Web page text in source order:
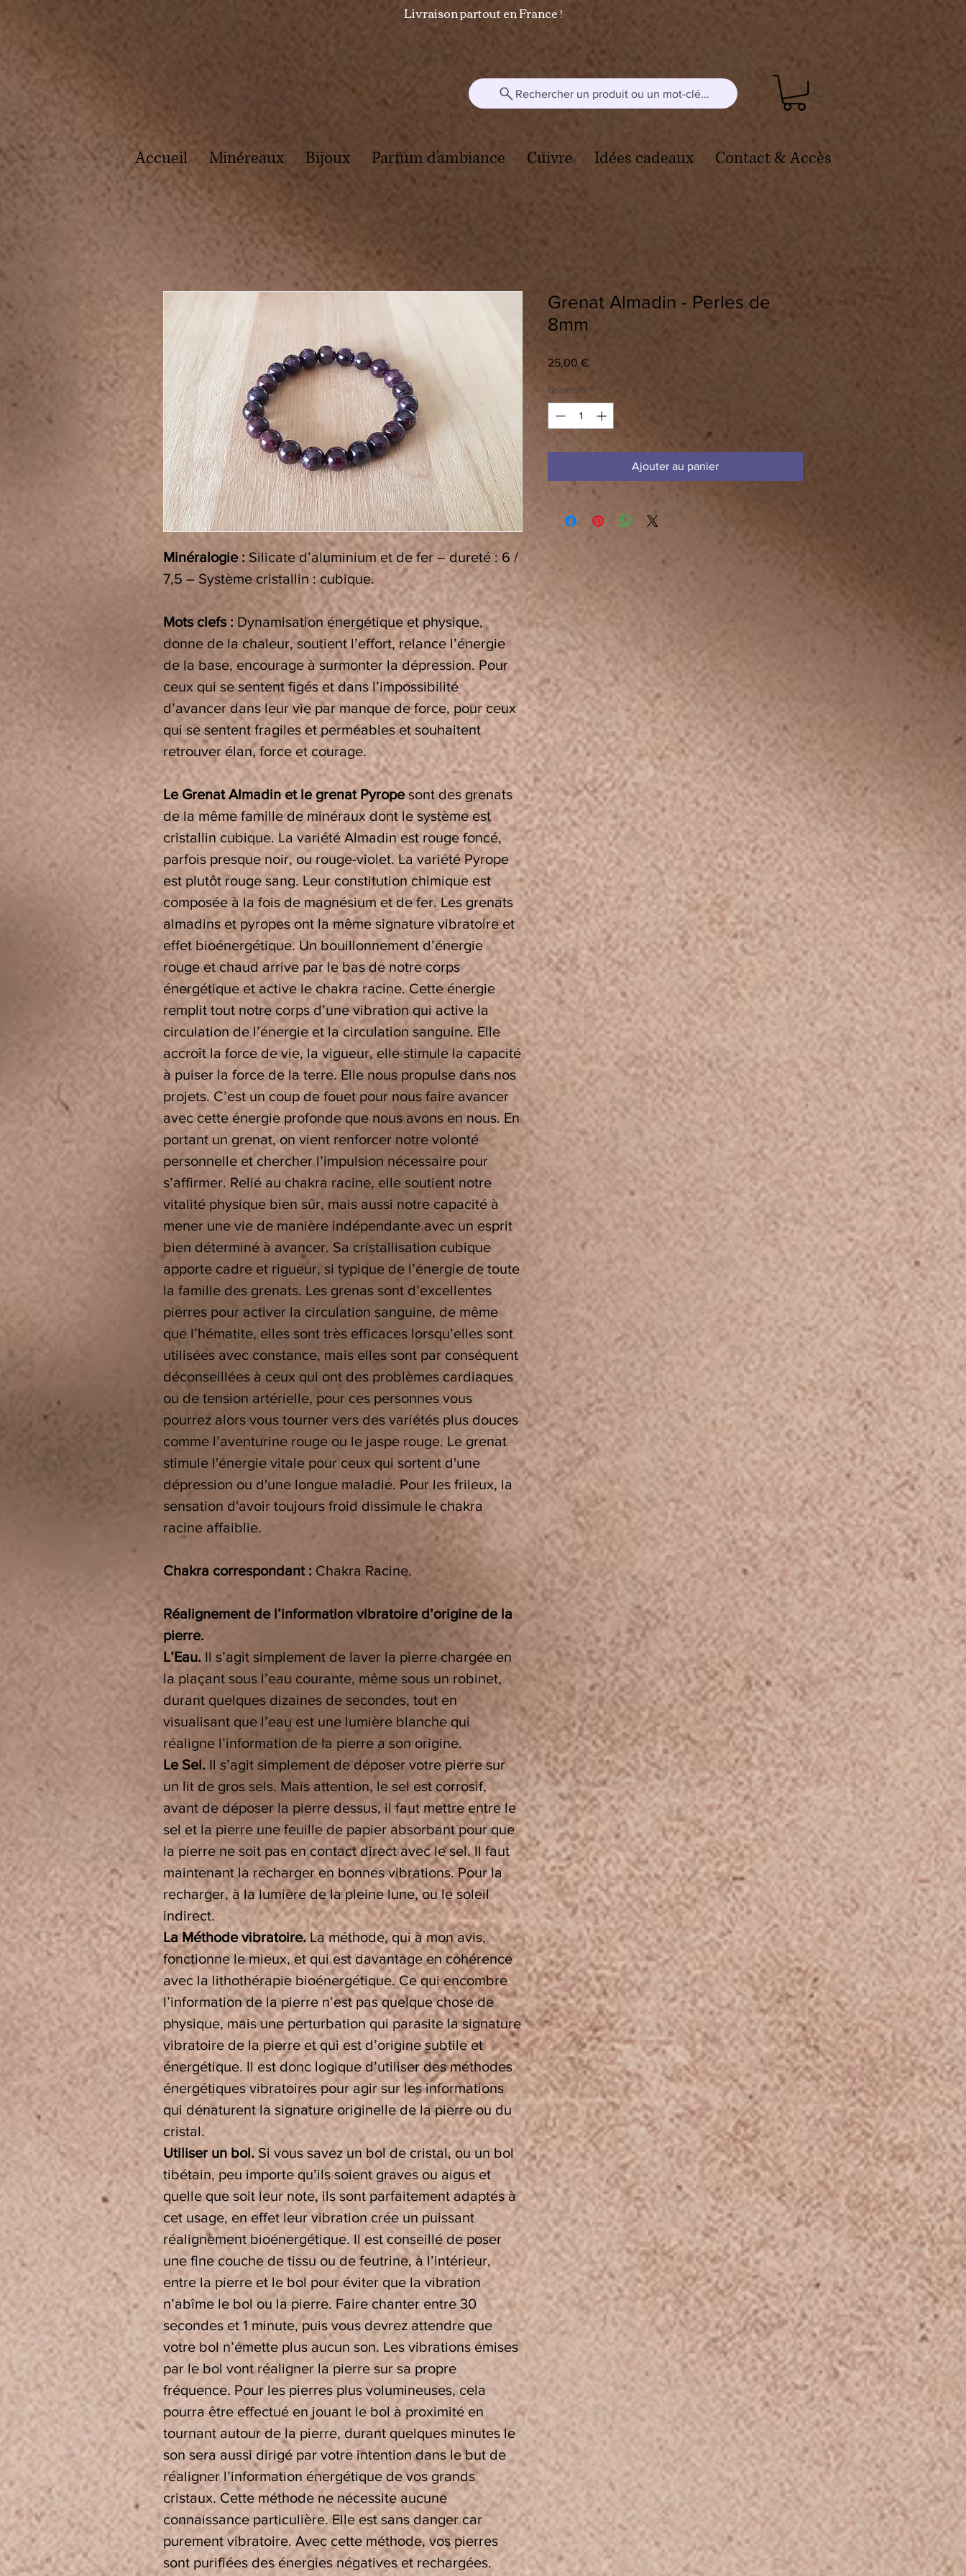
Livraison partout en France !
Rechercher un produit ou un mot-clé...
Accueil Minéreaux Bijoux Parfum d'ambiance Cuivre Idées cadeaux Contact & Accès
Minéralogie : Silicate d’aluminium et de fer – dureté : 6 /
7,5 – Système cristallin : cubique.
Mots clefs : Dynamisation énergétique et physique,
donne de la chaleur, soutient l’effort, relance l’énergie
de la base, encourage à surmonter la dépression. Pour
ceux qui se sentent figés et dans l’impossibilité
d’avancer dans leur vie par manque de force, pour ceux
qui se sentent fragiles et perméables et souhaitent
retrouver élan, force et courage.
Le Grenat Almadin et le grenat Pyropesont des grenats
de la même famille de minéraux dont le système est
cristallin cubique. La variété Almadin est rouge foncé,
parfois presque noir, ou rouge-violet. La variété Pyrope
est plutôt rouge sang. Leur constitution chimique est
composée à la fois de magnésium et de fer. Les grenats
almadins et pyropes ont la même signature vibratoire et
effet bioénergétique. Un bouillonnement d’énergie
rouge et chaud arrive par le bas de notre corps
énergétique et active le chakra racine. Cette énergie
remplit tout notre corps d’une vibration qui active la
circulation de l’énergie et la circulation sanguine. Elle
accroît la force de vie, la vigueur, elle stimule la capacité
à puiser la force de la terre. Elle nous propulse dans nos
projets. C’est un coup de fouet pour nous faire avancer
avec cette énergie profonde que nous avons en nous. En
portant un grenat, on vient renforcer notre volonté
personnelle et chercher l’impulsion nécessaire pour
s’affirmer. Relié au chakra racine, elle soutient notre
vitalité physique bien sûr, mais aussi notre capacité à
mener une vie de manière indépendante avec un esprit
bien déterminé à avancer. Sa cristallisation cubique
apporte cadre et rigueur, si typique de l’énergie de toute
la famille des grenats. Les grenas sont d’excellentes
pierres pour activer la circulation sanguine, de même
que l’hématite, elles sont très efficaces lorsqu’elles sont
utilisées avec constance, mais elles sont par conséquent
déconseillées à ceux qui ont des problèmes cardiaques
ou de tension artérielle, pour ces personnes vous
pourrez alors vous tourner vers des variétés plus douces
comme l’aventurine rouge ou le jaspe rouge. Le grenat
stimule l'énergie vitale pour ceux qui sortent d'une
dépression ou d'une longue maladie. Pour les frileux, la
sensation d'avoir toujours froid dissimule le chakra
racine affaiblie.
Chakra correspondant : Chakra Racine.
Réalignement de l’information vibratoire d’origine de la
pierre.
L’Eau. Il s’agit simplement de laver la pierre chargée en
la plaçant sous l’eau courante, même sous un robinet,
durant quelques dizaines de secondes, tout en
visualisant que l’eau est une lumière blanche qui
réaligne l’information de la pierre a son origine.
Le Sel. Il s’agit simplement de déposer votre pierre sur
un lit de gros sels. Mais attention, le sel est corrosif,
avant de déposer la pierre dessus, il faut mettre entre le
sel et la pierre une feuille de papier absorbant pour que
la pierre ne soit pas en contact direct avec le sel. Il faut
maintenant la recharger en bonnes vibrations. Pour la
recharger, à la lumière de la pleine lune, ou le soleil
indirect.
La Méthode vibratoire.La méthode, qui à mon avis,
fonctionne le mieux, et qui est davantage en cohérence
avec la lithothérapie bioénergétique. Ce qui encombre
l’information de la pierre n’est pas quelque chose de
physique, mais une perturbation qui parasite la signature
vibratoire de la pierre et qui est d’origine subtile et
énergétique. Il est donc logique d’utiliser des méthodes
énergétiques vibratoires pour agir sur les informations
qui dénaturent la signature originelle de la pierre ou du
cristal.
Utiliser un bol.Si vous savez un bol de cristal, ou un bol
tibétain, peu importe qu’ils soient graves ou aigus et
quelle que soit leur note, ils sont parfaitement adaptés à
cet usage, en effet leur vibration crée un puissant
réalignement bioénergétique. Il est conseillé de poser
une fine couche de tissu ou de feutrine, à l’intérieur,
entre la pierre et le bol pour éviter que la vibration
n’abîme le bol ou la pierre. Faire chanter entre 30
secondes et 1 minute, puis vous devrez attendre que
votre bol n’émette plus aucun son. Les vibrations émises
par le bol vont réaligner la pierre sur sa propre
fréquence. Pour les pierres plus volumineuses, cela
pourra être effectué en jouant le bol à proximité en
tournant autour de la pierre, durant quelques minutes le
son sera aussi dirigé par votre intention dans le but de
réaligner l’information énergétique de vos grands
cristaux. Cette méthode ne nécessite aucune
connaissance particulière. Elle est sans danger car
purement vibratoire. Avec cette méthode, vos pierres
sont purifiées des énergies négatives et rechargées.
Grenat Almadin - Perles de
8mm
25,00 €Prix
Quantité *
Ajouter au panier